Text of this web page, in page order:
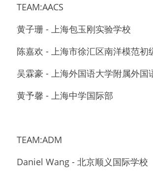
TEAM:AACS
黄子珊 - 上海包玉刚实验学校
陈嘉欢 - 上海市徐汇区南洋模范初
吴霖豪 - 上海外国语大学附属外国
黄予馨 - 上海中学国际部
TEAM:ADM
Daniel Wang - 北京顺义国际学校